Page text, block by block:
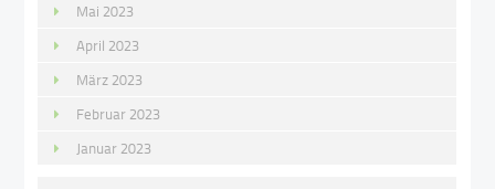
Mai 2023
April 2023
März 2023
Februar 2023
Januar 2023